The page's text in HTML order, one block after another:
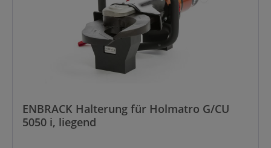
ENBRACK Halterung für Holmatro G/CU
5050 i, liegend